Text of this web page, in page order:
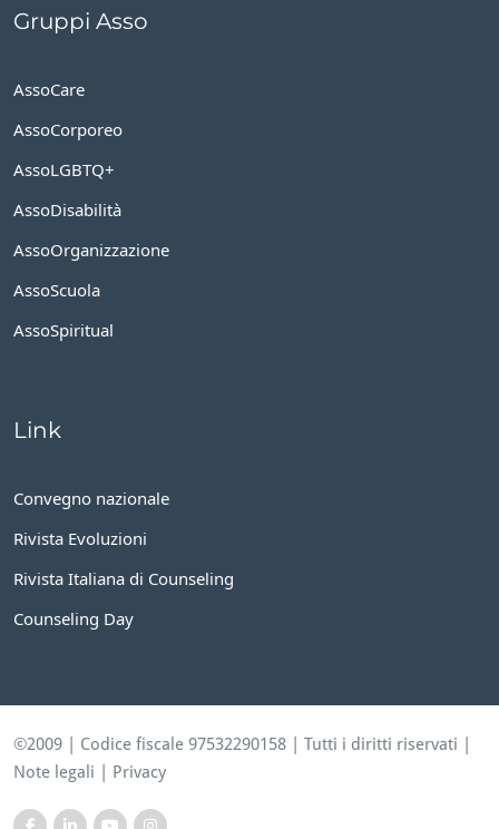
Gruppi Asso
AssoCare
AssoCorporeo
AssoLGBTQ+
AssoDisabilità
AssoOrganizzazione
AssoScuola
AssoSpiritual
Link
Convegno nazionale
Rivista Evoluzioni
Rivista Italiana di Counseling
Counseling Day
©2009 | Codice fiscale 97532290158 | Tutti i diritti riservati |
Note legali
Privacy